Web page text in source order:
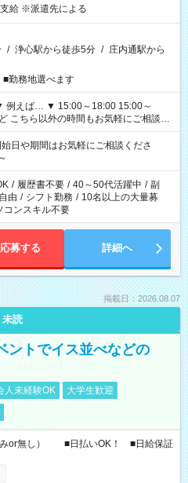
給 ※派遣先による
/ 浄心駅から徒歩5分 / 庄内通駅から
勤務地選べます
く
や期間はお気軽にご相談くださ
/ 履歴書不要 / 40～50代活躍中 / 副
由 / シフト勤務 / 10名以上の大量募
コンスキル不要
応募する 詳細へ
掲載日：2026.08.07
未読
ントでイス並べなどの
人未経験OK
大学生歓迎
みor無し） ■日払いOK！ ■日給保証